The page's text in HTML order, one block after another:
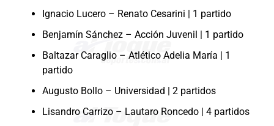
Ignacio Lucero – Renato Cesarini | 1 partido
Benjamín Sánchez – Acción Juvenil | 1 partido
Baltazar Caraglio – Atlético Adelia María | 1
partido
Augusto Bollo – Universidad | 2 partidos
Lisandro Carrizo – Lautaro Roncedo | 4 partidos